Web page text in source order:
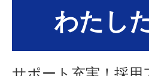
わたし